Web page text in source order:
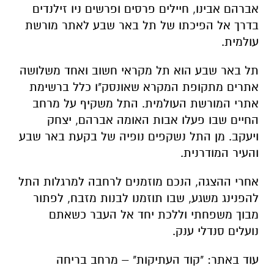
אברהם אבינו, חיילים פרסים ופרשים ניו זילנדים
בדרך אל הפיכתו של תל באר שבע לאתר מורשת
עולמית.
תל באר שבע הוא תל מקראי חשוב ואחד משלושה
אתרים מתקופת המקרא שאונסק"ו כלל ברשימת
אתרי המורשת העולמית. התל משקיף על מרחב
החיים שבו פעלו אבות האומה אברהם, יצחק
ויעקב. מן התל נשקפים נופיה של בקעת באר שבע
והעיר המודרנית.
אחרי ההצגה, הנכם מוזמנים לרחבה למרגלות התל
להפנינג משגע, שבו תוזמנו לבנות מזבח, לפתור
מבוך משפחתי וללכת יחד אל העבר כשאתם
נועלים סנדלי ענק.
עוד באתר: "קוד העתיקות" – מרחב בריחה